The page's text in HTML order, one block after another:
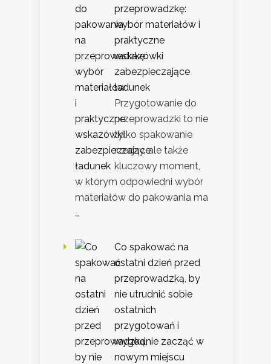
przeprowadzkę:
wybór materiałów i
praktyczne
wskazówki
zabezpieczające
ładunek
Przygotowanie do
przeprowadzki to nie
tylko spakowanie
rzeczy, ale także
kluczowy moment,
w którym odpowiedni wybór
materiałów do pakowania ma
…
Co spakować na
ostatni dzień przed
przeprowadzką, by
nie utrudnić sobie
ostatnich
przygotowań i
wygodnie zacząć w
nowym miejscu